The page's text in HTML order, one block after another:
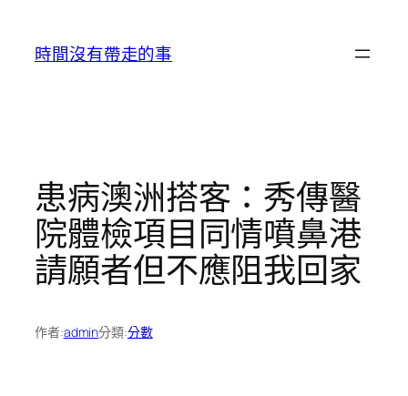
時間沒有帶走的事
患病澳洲搭客：秀傳醫
院體檢項目同情噴鼻港
請願者但不應阻我回家
作者:admin分類:分數